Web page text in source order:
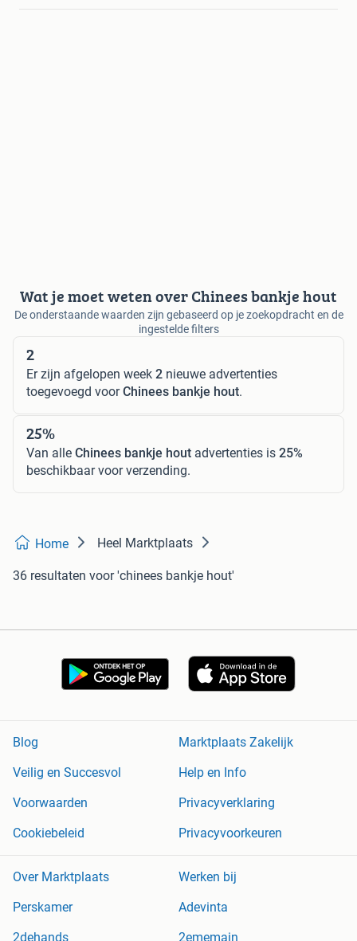
Wat je moet weten over Chinees bankje hout
De onderstaande waarden zijn gebaseerd op je zoekopdracht en de
ingestelde filters
2
Er zijn afgelopen week 2 nieuwe advertenties
toegevoegd voorChinees bankje hout.
25%
Van alle Chinees bankje hout advertenties is 25%
beschikbaar voor verzending.
Home Heel Marktplaats
36 resultaten voor 'chinees bankje hout'
Blog
Marktplaats Zakelijk
Veilig en Succesvol
Help en Info
Voorwaarden
Privacyverklaring
Cookiebeleid
Privacyvoorkeuren
Over Marktplaats
Werken bij
Perskamer
Adevinta
2dehands
2ememain